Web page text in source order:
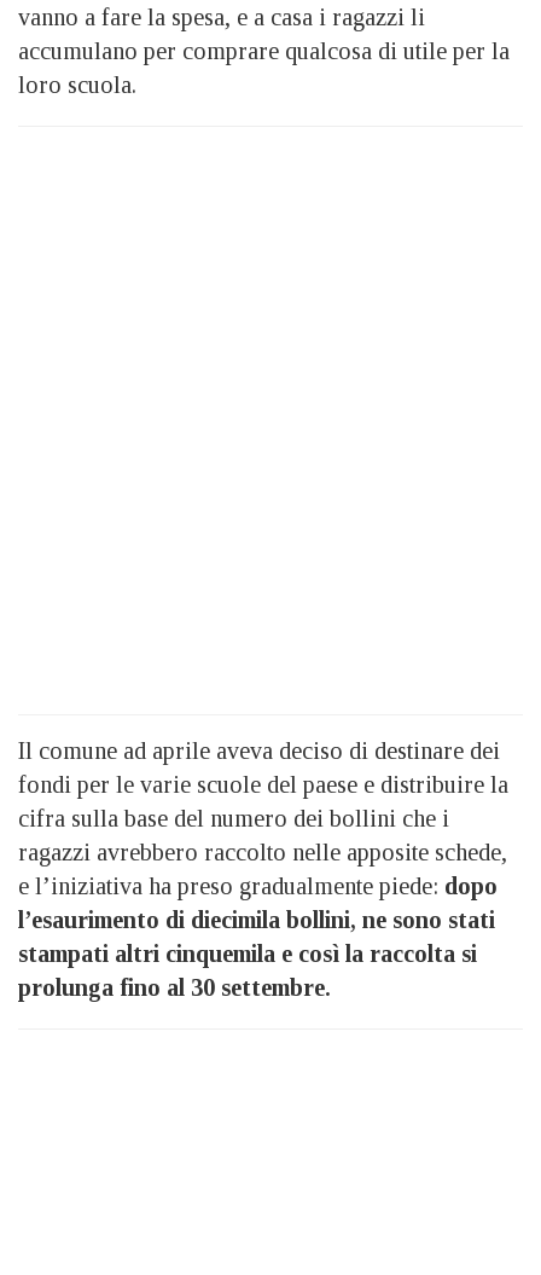
vanno a fare la spesa, e a casa i ragazzi li
accumulano per comprare qualcosa di utile per la
loro scuola.
Il comune ad aprile aveva deciso di destinare dei
fondi per le varie scuole del paese e distribuire la
cifra sulla base del numero dei bollini che i
ragazzi avrebbero raccolto nelle apposite schede,
e l’iniziativa ha preso gradualmente piede: dopo
l’esaurimento di diecimila bollini, ne sono stati
stampati altri cinquemila e così la raccolta si
prolunga fino al 30 settembre.